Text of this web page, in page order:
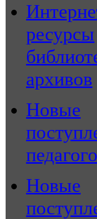
ресурсы
архивов
Новые
Новые